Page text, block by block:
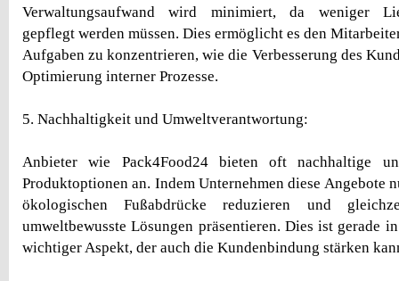
Verwaltungsaufwand wird minimiert, da weniger
gepflegt werden müssen. Dies ermöglicht es den
Aufgaben zu konzentrieren, wie die Verbesserung des
Optimierung interner Prozesse.
5. Nachhaltigkeit und Umweltverantwortung:
Anbieter wie Pack4Food24 bieten oft nachhaltige
Produktoptionen an. Indem Unternehmen diese Angebote
ökologischen Fußabdrücke reduzieren und
umweltbewusste Lösungen präsentieren. Dies ist gerade
wichtiger Aspekt, der auch die Kundenbindung stärken